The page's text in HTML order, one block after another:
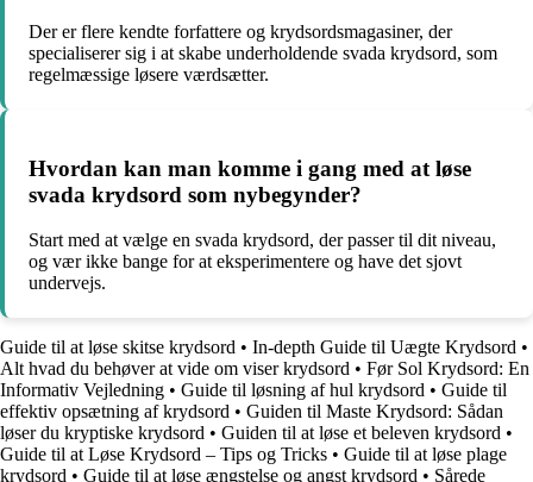
Der er flere kendte forfattere og krydsordsmagasiner, der
specialiserer sig i at skabe underholdende svada krydsord, som
regelmæssige løsere værdsætter.
Hvordan kan man komme i gang med at løse
svada krydsord som nybegynder?
Start med at vælge en svada krydsord, der passer til dit niveau,
og vær ikke bange for at eksperimentere og have det sjovt
undervejs.
Guide til at løse skitse krydsord • In-depth Guide til Uægte Krydsord •
Alt hvad du behøver at vide om viser krydsord • Før Sol Krydsord: En
Informativ Vejledning • Guide til løsning af hul krydsord • Guide til
effektiv opsætning af krydsord • Guiden til Maste Krydsord: Sådan
løser du kryptiske krydsord • Guiden til at løse et beleven krydsord •
Guide til at Løse Krydsord – Tips og Tricks • Guide til at løse plage
krydsord • Guide til at løse ængstelse og angst krydsord • Sårede